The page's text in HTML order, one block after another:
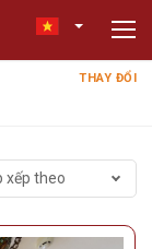
THAY ĐỔI
xếp theo